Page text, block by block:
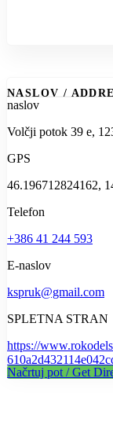
NASLOV /
naslov
Volčji potok 39 e,
GPS
46.196712824162,
Telefon
+386 41 244 593
E-naslov
kspruk@gmail.com
SPLETNA STRAN
https://
Načrtuj pot / Get